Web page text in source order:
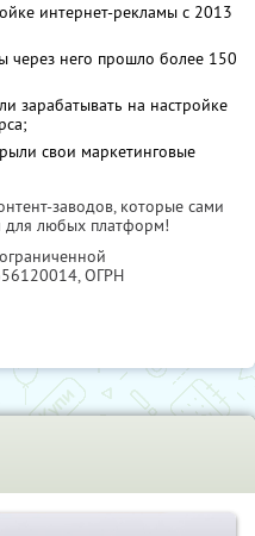
интернет-рекламы с 2013
через него прошло более 150
зарабатывать на настройке
свои маркетинговые
заводов, которые сами
для любых платформ!
, ОГРН